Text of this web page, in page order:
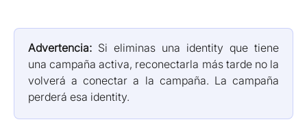
Advertencia: Si eliminas una identity que tiene
una campaña activa, reconectarla más tarde no la
volverá a conectar a la campaña. La campaña
perderá esa identity.